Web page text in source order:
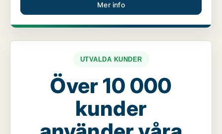
Mer info
UTVALDA KUNDER
Över 10 000
kunder